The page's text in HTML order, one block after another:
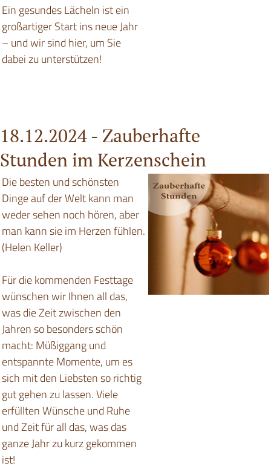
Ein gesundes Lächeln ist ein
großartiger Start ins neue Jahr
– und wir sind hier, um Sie
dabei zu unterstützen!
18.12.2024 - Zauberhafte
Stunden im Kerzenschein
Die besten und schönsten
Dinge auf der Welt kann man
weder sehen noch hören, aber
man kann sie im Herzen fühlen.
(Helen Keller)
Für die kommenden Festtage
wünschen wir Ihnen all das,
was die Zeit zwischen den
Jahren so besonders schön
macht: Müßiggang und
entspannte Momente, um es
sich mit den Liebsten so richtig
gut gehen zu lassen. Viele
erfüllten Wünsche und Ruhe
und Zeit für all das, was das
ganze Jahr zu kurz gekommen
ist!